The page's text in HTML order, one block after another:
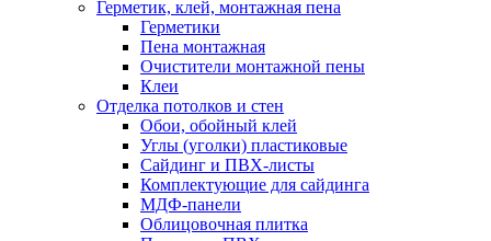
Герметик, клей, монтажная пена
Герметики
Пена монтажная
Очистители монтажной пены
Клеи
Отделка потолков и стен
Обои, обойный клей
Углы (уголки) пластиковые
Сайдинг и ПВХ-листы
Комплектующие для сайдинга
МДФ-панели
Облицовочная плитка